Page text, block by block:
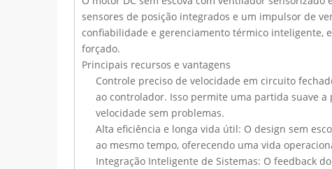
sensores de posição integrados e um impulsor de
confiabilidade e gerenciamento térmico inteligente,
forçado.
Principais recursos e vantagens
Controle preciso de velocidade em circuito
ao controlador. Isso permite uma partida suave
velocidade sem problemas.
Alta eficiência e longa vida útil: O design sem
ao mesmo tempo, oferecendo uma vida
Integração Inteligente de Sistemas: O feedback